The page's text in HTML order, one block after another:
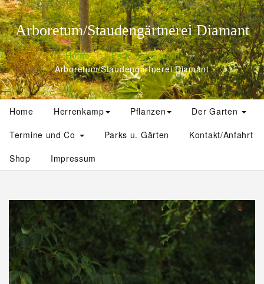
Arboretum/Staudengärtnerei Diamant
Home
Park und Gärten
Arboretum/Staudengärtnerei Diamant
Home Herrenkamp Pflanzen
Der Garten
Termine und Co
Parks u. Gärten
Kontakt/Anfahrt
Shop
Impressum